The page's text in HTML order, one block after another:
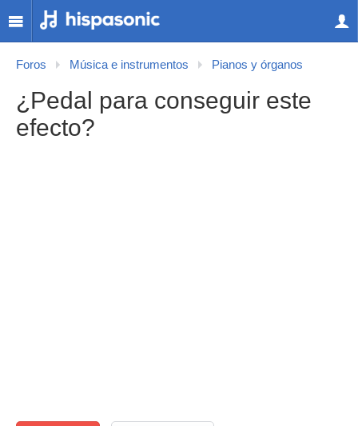
Foros Música e instrumentos Pianos y órganos
¿Pedal para conseguir este
efecto?